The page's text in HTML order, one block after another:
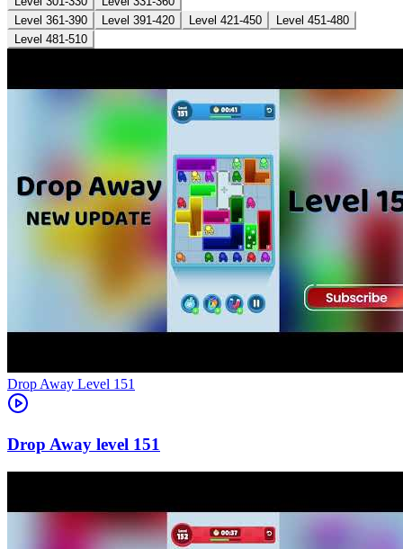
Level 361-390
Level 391-420 Level 421-450
Level 451-480
Level 481-510
Level 151
151